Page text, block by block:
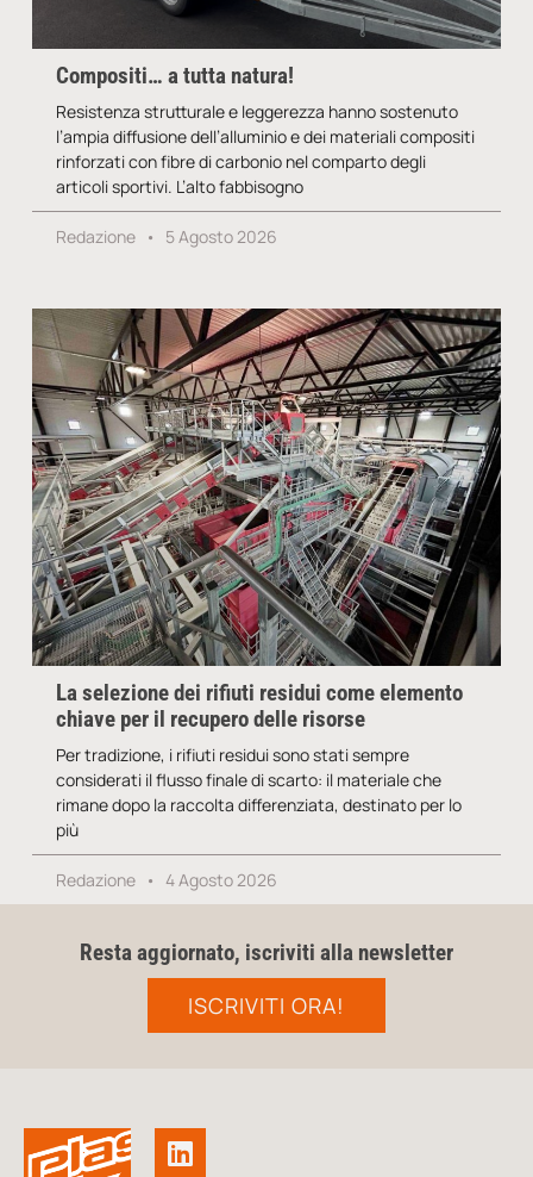
Compositi… a tutta natura!
Resistenza strutturale e leggerezza hanno sostenuto
l’ampia diffusione dell’alluminio e dei materiali compositi
rinforzati con fibre di carbonio nel comparto degli
articoli sportivi. L’alto fabbisogno
Redazione 5 Agosto 2026
La selezione dei rifiuti residui come elemento
chiave per il recupero delle risorse
Per tradizione, i rifiuti residui sono stati sempre
considerati il flusso finale di scarto: il materiale che
rimane dopo la raccolta differenziata, destinato per lo
più
Redazione 4 Agosto 2026
Resta aggiornato, iscriviti alla newsletter
ISCRIVITI ORA!